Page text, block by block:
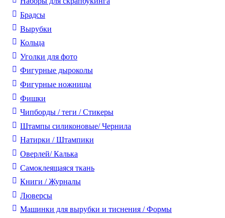
Брадсы
Вырубки
Кольца
Уголки для фото
Фигурные дыроколы
Фигурные ножницы
Фишки
Чипборды / теги / Стикеры
Штампы силиконовые/ Чернила
Натирки / Штампики
Оверлей/ Калька
Самоклеящаяся ткань
Книги / Журналы
Люверсы
Машинки для вырубки и тиснения / Формы